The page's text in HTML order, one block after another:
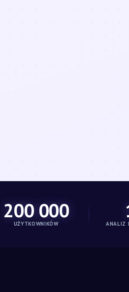
200 000
UŻYTKOWNIKÓW ANALIZ